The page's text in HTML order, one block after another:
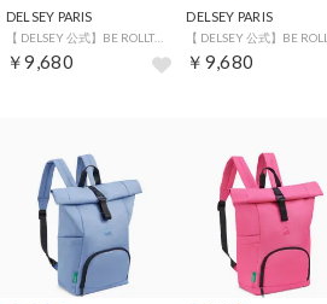
DELSEY PARIS
￥9,680
DELSEY PARIS
￥9,680